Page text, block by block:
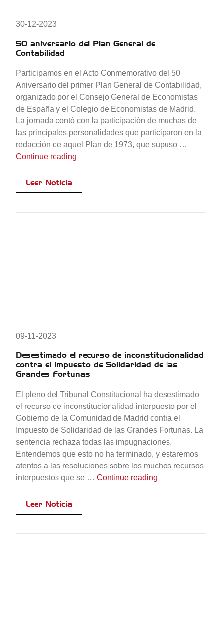
30-12-2023
50 aniversario del Plan General de
Contabilidad
Participamos en el Acto Conmemorativo del 50
Aniversario del primer Plan General de Contabilidad,
organizado por el Consejo General de Economistas
de España y el Colegio de Economistas de Madrid.
La jornada contó con la participación de muchas de
las principales personalidades que participaron en la
redacción de aquel Plan de 1973, que supuso …
Continue reading
Leer Noticia
09-11-2023
Desestimado el recurso de inconstitucionalidad
contra el Impuesto de Solidaridad de las
Grandes Fortunas
El pleno del Tribunal Constitucional ha desestimado
el recurso de inconstitucionalidad interpuesto por el
Gobierno de la Comunidad de Madrid contra el
Impuesto de Solidaridad de las Grandes Fortunas. La
sentencia rechaza todas las impugnaciones.
Entendemos que esto no ha terminado, y estaremos
atentos a las resoluciones sobre los muchos recursos
interpuestos que se …Continue reading
Leer Noticia